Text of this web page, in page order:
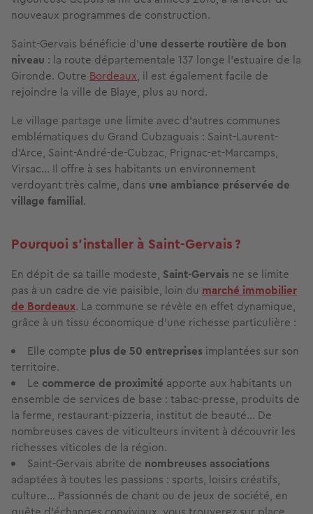
nouveaux programmes de construction.
Saint-Gervais bénéficie d’une desserte routière de bon
niveau : la route départementale 137 longe l’estuaire de la
Gironde. Outre Bordeaux, il est également facile de
rejoindre la ville de Blaye, plus au nord.
Le village partage une limite avec d’autres communes
emblématiques du Grand Cubzaguais : Saint-Laurent-
d’Arce, Saint-André-de-Cubzac, Prignac-et-Marcamps,
Virsac… Il offre à ses habitants un environnement
verdoyant très calme, dans une ambiance préservée de
village familial.
Pourquoi s’installer à Saint-Gervais ?
En dépit de sa taille modeste, Saint-Gervais ne se limite
pas à un cadre de vie paisible, loin du marché immobilier
de Bordeaux. La commune se révèle en effet dynamique,
grâce à un tissu économique d’une richesse particulière :
Elle compte plus de 50 entreprises implantées sur son
territoire.
Le commerce de proximité apporte aux habitants un
ensemble de services de base : tabac-presse, produits de
la ferme, restaurant-pizzeria, institut de beauté… De
nombreuses caves de viticulteurs invitent à découvrir les
richesses viticoles de la région.
Saint-Gervais abrite de nombreuses associations
adaptées à toutes les passions : sports, loisirs créatifs,
culture… Passionnés de chant ou de jeux de société, en